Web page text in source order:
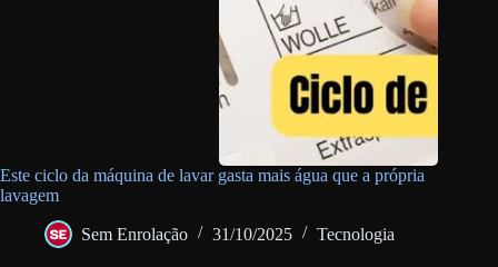
Este ciclo da máquina de lavar gasta mais água que a própria
lavagem
Sem Enrolação 31/10/2025 Tecnologia